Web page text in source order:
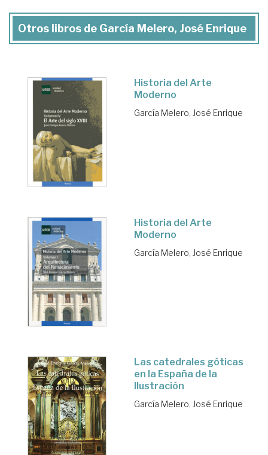
Otros libros de García Melero, José Enrique
Historia del Arte
Moderno
García Melero, José Enrique
Historia del Arte
Moderno
García Melero, José Enrique
Las catedrales góticas
en la España de la
Ilustración
García Melero, José Enrique